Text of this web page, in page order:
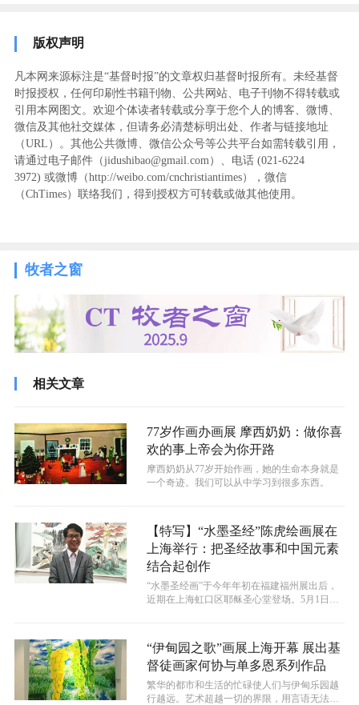
版权声明
凡本网来源标注是“基督时报”的文章权归基督时报所有。未经基督
时报授权，任何印刷性书籍刊物、公共网站、电子刊物不得转载或
引用本网图文。欢迎个体读者转载或分享于您个人的博客、微博、
微信及其他社交媒体，但请务必清楚标明出处、作者与链接地址
（URL）。其他公共微博、微信公众号等公共平台如需转载引用，
请通过电子邮件（jidushibao@gmail.com）、电话 (021-6224
3972) ‬或微博（http://weibo.com/cnchristiantimes），微信
（ChTimes）联络我们，得到授权方可转载或做其他使用。
牧者之窗
相关文章
77岁作画办画展 摩西奶奶：做你喜
欢的事上帝会为你开路
摩西奶奶从77岁开始作画，她的生命本身就是
一个奇迹。我们可以从中学习到很多东西。
【特写】“水墨圣经”陈虎绘画展在
上海举行：把圣经故事和中国元素
结合起创作
“水墨圣经画”于今年年初在福建福州展出后，
近期在上海虹口区耶稣圣心堂登场。5月1日进
“伊甸园之歌”画展上海开幕 展出基
督徒画家何协与单多恩系列作品
繁华的都市和生活的忙碌使人们与伊甸乐园越
行越远。艺术超越一切的界限，用言语无法表